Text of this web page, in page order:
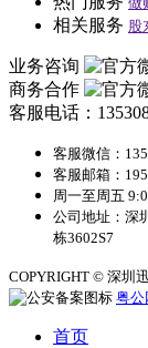
相关服务 股
业务咨询
商务合作
客服电话：
客服微信：
客服邮箱：
周一至周五
公司地址：深
栋3602S7
COPYRIGHT © 深圳
粤公
首页